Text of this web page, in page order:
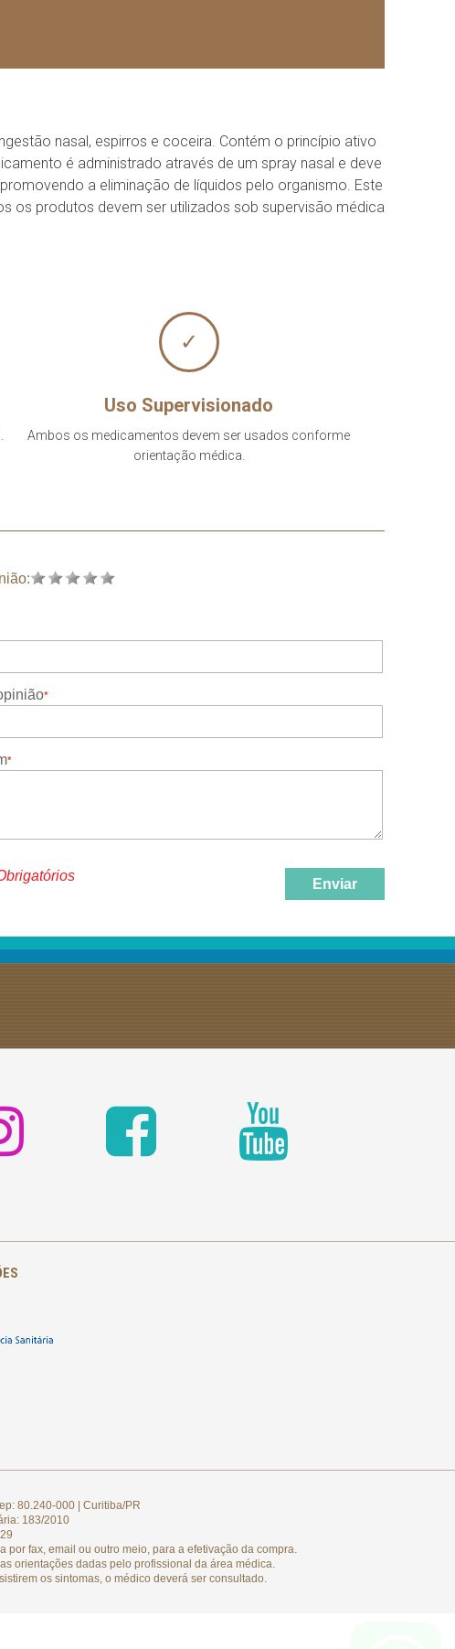
nasal, espirros e coceira. Contém o princípio ativo
é administrado através de um spray nasal e deve
a eliminação de líquidos pelo organismo. Este
os produtos devem ser utilizados sob supervisão médica
✓
Uso Supervisionado
Ambos os medicamentos devem ser usados conforme
orientação médica.
Enviar
80.240-000 | Curitiba/PR
183/2010
fax, email ou outro meio, para a efetivação da compra.
orientações dadas pelo profissional da área médica.
os sintomas, o médico deverá ser consultado.